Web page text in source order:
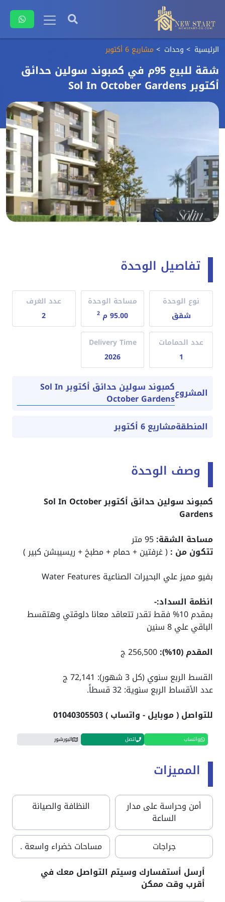
الرئيسية وحدات مشاريع 6 أكتوبر
شقة للبيع 95م في كمبوند سولين حدائق
أكتوبر Sol In October Gardens
تفاصيل الوحدة
نوع الوحدة
شقق
مساحة الوحدة
95.00 م
2
عدد الغرف
2
عدد الحمامات
1
Delivery Time
2026
المشروع كمبوند سولين حدائق أكتوبر Sol In
October Gardens
المنطقةمشاريع 6 أكتوبر
وصف الوحدة
كمبوند سولين حدائق أكتوبر Sol In October
Gardens
مساحة الشقة:95 متر
تتكون من :( غرفتين + حمام + مطبخ + ريسيبشن كبير )
بفيو مميز علي البحيرات الصناعية Water Features
انظمة السداد:-
بمقدم 10% فقط تقدر تتعاقد معانا دلوقتي وهتقسط
الباقي علي 8 سنين
المقدم (10%):
القسط الربع سنوي (كل 3 شهور): 72,141 ج
عدد الأقساط الربع سنوية: 32 قسطاً.
للتواصل ( موبايل - واتساب ) 01040305503
واتساب اتصل البورشور
المميزات
أمن وحراسة على مدار
الساعة
النظافة والصيانة
جراجات
مساحات خضراء واسعة .
أرسل أستفسارك وسيتم التواصل معك في
أقرب وقت ممكن